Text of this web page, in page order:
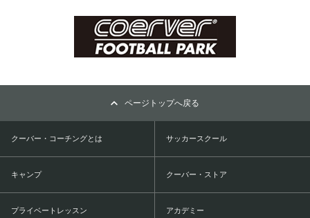
ページトップへ戻る
クーバー・コーチングとは サッカースクール
キャンプ クーバー・ストア
プライベートレッスン アカデミー